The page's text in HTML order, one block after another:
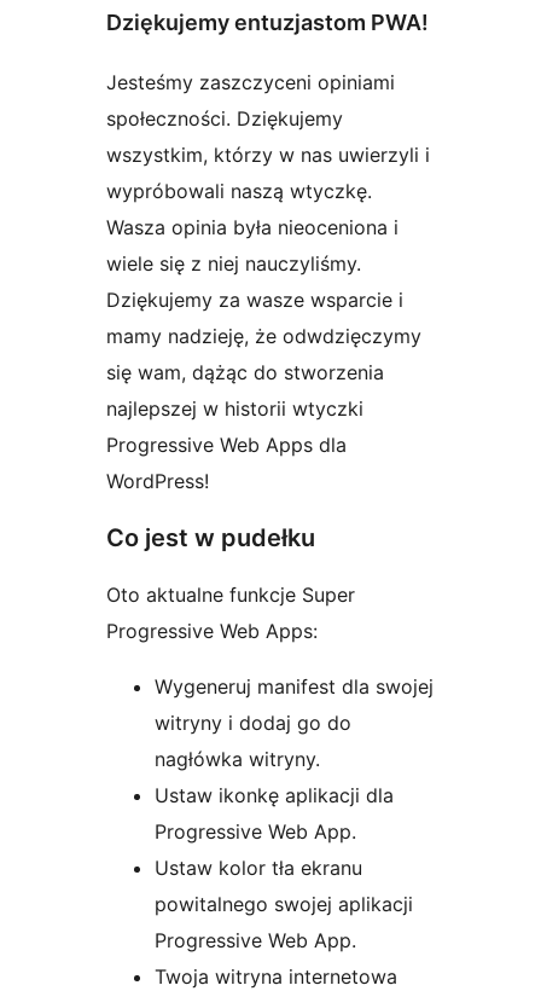
Dziękujemy entuzjastom PWA!
Jesteśmy zaszczyceni opiniami
społeczności. Dziękujemy
wszystkim, którzy w nas uwierzyli i
wypróbowali naszą wtyczkę.
Wasza opinia była nieoceniona i
wiele się z niej nauczyliśmy.
Dziękujemy za wasze wsparcie i
mamy nadzieję, że odwdzięczymy
się wam, dążąc do stworzenia
najlepszej w historii wtyczki
Progressive Web Apps dla
WordPress!
Co jest w pudełku
Oto aktualne funkcje Super
Progressive Web Apps:
Wygeneruj manifest dla swojej
witryny i dodaj go do
nagłówka witryny.
Ustaw ikonkę aplikacji dla
Progressive Web App.
Ustaw kolor tła ekranu
powitalnego swojej aplikacji
Progressive Web App.
Twoja witryna internetowa